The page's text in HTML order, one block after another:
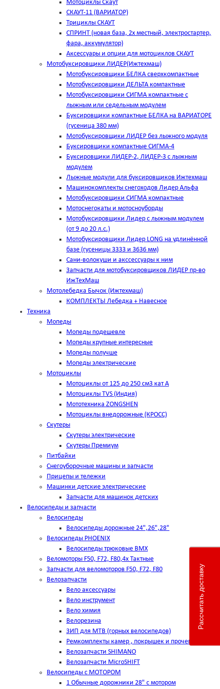
Мотоциклы Скаут
СКАУТ-11 (ВАРИАТОР)
Трициклы СКАУТ
СПРИНТ (новая база, 2х местный, электростартер,
фара, аккумулятор)
Аксессуары и опции для мотоциклов СКАУТ
Мотобуксировщики ЛИДЕР(Ижтехмаш)
Мотобуксировщики БЕЛКА сверхкомпактные
Мотобуксировщики ДЕЛЬТА компактные
Мотобуксировщики СИГМА компактные с
лыжным или седельным модулем
Буксировщики компактные БЕЛКА на ВАРИАТОРЕ
(гусеница 380 мм)
Мотобуксировщики ЛИДЕР без лыжного модуля
Буксировщики компактные СИГМА-4
Буксировщики ЛИДЕР-2, ЛИДЕР-3 c лыжным
модулем
Лыжные модули для буксировщиков Ижтехмаш
Машинокомплекты снегоходов Лидер Альфа
Мотобуксировщики СИГМА компактные
Мотоснегокаты и мотосноуборды
Мотобуксировщики Лидер с лыжным модулем
(от 9 до 20 л.с.)
Мотобуксировщики Лидер LONG на удлинённой
базе (гусеницы 3333 и 3636 мм)
Сани-волокуши и акссессуары к ним
Запчасти для мотобуксировщиков ЛИДЕР пр-во
ИжТехМаш
Мотолебедка Бычок (Ижтехмаш)
КОМПЛЕКТЫ Лебедка + Навесное
Техника
Мопеды
Мопеды подешевле
Мопеды крупные интересные
Мопеды получше
Мопеды электрические
Мотоциклы
Мотоциклы от 125 до 250 см3 кат А
Мотоциклы TVS (Индия)
Мототехника ZONGSHEN
Мотоциклы внедорожные (КРОСС)
Скутеры
Скутеры электрические
Скутеры Премиум
Питбайки
Снегоуборочные машины и запчасти
Прицепы и тележки
Машинки детские электрические
Запчасти для машинок детских
Велосипеды и запчасти
Велосипеды
Велосипеды дорожные 24",26",28"
Велосипеды PHOENIX
Велосипеды трюковые BMX
Веломоторы F50, F72, F80,4х Тактные
Запчасти для веломоторов F50, F72, F80
Велозапчасти
Вело аксессуары
Вело инструмент
Вело химия
Велорезина
ЗИП для MTB (горных велосипедов)
Ремкомплекты камер , покрышек и прочего
Велозапчасти SHIMANO
Велозапчасти MicroSHIFT
Велосипеды с МОТОРОМ
1 Обычные дорожники 28" с мотором
Рассчитать доставку